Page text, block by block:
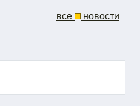
все новости